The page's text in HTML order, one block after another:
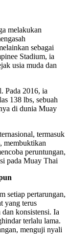
melakukan
sebagai
Stadium, ia
usia muda dan
Pada 2016, ia
138 lbs, sebuah
di dunia Muay
termasuk
membuktikan
peruntungan,
pada Muay Thai
setiap pertarungan,
yang terus
konsistensi. Ia
terlalu lama.
menguji nyali